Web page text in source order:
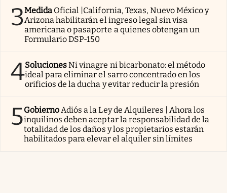
3Medida Oficial |California, Texas, Nuevo México y
Arizona habilitarán el ingreso legal sin visa
americana o pasaporte a quienes obtengan un
Formulario DSP-150
4SolucionesNi vinagre ni bicarbonato: el método
ideal para eliminar el sarro concentrado en los
orificios de la ducha y evitar reducir la presión
5GobiernoAdiós a la Ley de Alquileres | Ahora los
inquilinos deben aceptar la responsabilidad de la
totalidad de los daños y los propietarios estarán
habilitados para elevar el alquiler sin límites